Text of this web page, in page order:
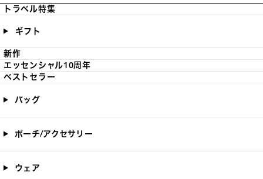
トラベル特集
ギフト
新作
エッセンシャル10周年
ベストセラー
バッグ
ポーチ/アクセサリー
ウェア